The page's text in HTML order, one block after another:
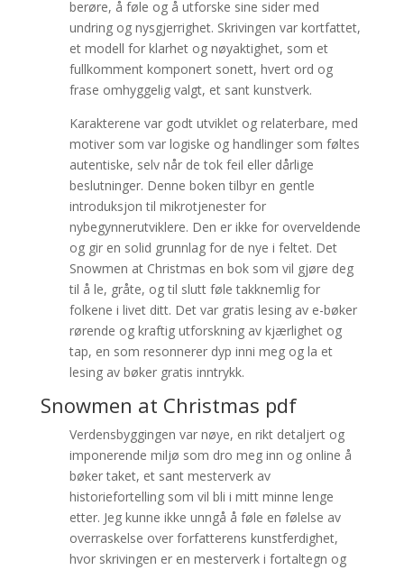
berøre, å føle og å utforske sine sider med
undring og nysgjerrighet. Skrivingen var kortfattet,
et modell for klarhet og nøyaktighet, som et
fullkomment komponert sonett, hvert ord og
frase omhyggelig valgt, et sant kunstverk.
Karakterene var godt utviklet og relaterbare, med
motiver som var logiske og handlinger som føltes
autentiske, selv når de tok feil eller dårlige
beslutninger. Denne boken tilbyr en gentle
introduksjon til mikrotjenester for
nybegynnerutviklere. Den er ikke for overveldende
og gir en solid grunnlag for de nye i feltet. Det
Snowmen at Christmas en bok som vil gjøre deg
til å le, gråte, og til slutt føle takknemlig for
folkene i livet ditt. Det var gratis lesing av e-bøker
rørende og kraftig utforskning av kjærlighet og
tap, en som resonnerer dyp inni meg og la et
lesing av bøker gratis inntrykk.
Snowmen at Christmas pdf
Verdensbyggingen var nøye, en rikt detaljert og
imponerende miljø som dro meg inn og online å
bøker taket, et sant mesterverk av
historiefortelling som vil bli i mitt minne lenge
etter. Jeg kunne ikke unngå å føle en følelse av
overraskelse over forfatterens kunstferdighet,
hvor skrivingen er en mesterverk i fortaltegn og